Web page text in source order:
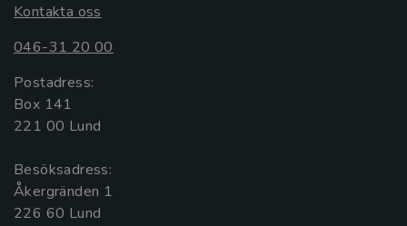
Kontakta oss
046-31 20 00
Postadress:
Box 141
221 00 Lund
Besöksadress:
Åkergränden 1